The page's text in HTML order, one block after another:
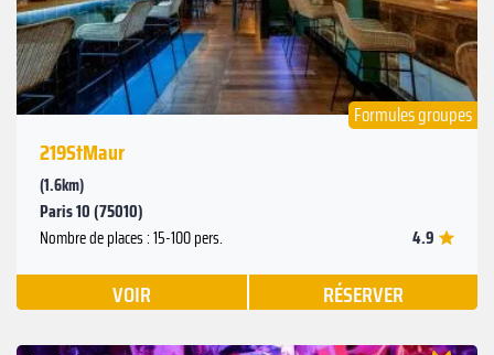
Formules groupes
219StMaur
(1.6km)
Paris 10 (75010)
Nombre de places : 15-100 pers. 4.9
VOIR RÉSERVER